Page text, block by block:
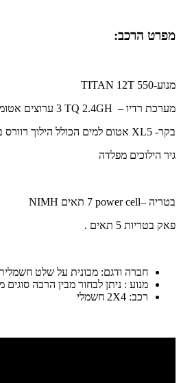
מפרט הרכב:
מנוע-TITAN 12T 550
מערכת רדיו – TQ 2.4GH
בקר- XL5 אטום למים הכולל הילוך
גיר הילוכים מפלדה
בטריה –power cell
NIMH
פאק בטריות 5 תאים .
חברה ודגם: מכונית על שלט
מנוע : ניתן לבחור מבין הרבה סוגים
רכב: 2X4 חשמלי